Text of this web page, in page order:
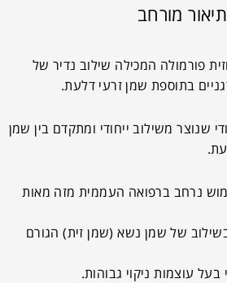
תיאור מורחב
פורמולה המכילה שילוב נדיר של
בתוספת שמן זרעי דלעת.
שנוצר משילוב ייחודי ומתקדם בין שמן
נרחב ברפואה העממית מזה מאות
של שמן נשא (שמן זית) הגורם
בעל עוצמות ניקוי גבוהות.